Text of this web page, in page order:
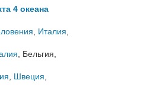
4 океана
Италия
, Бельгия,
Швеция